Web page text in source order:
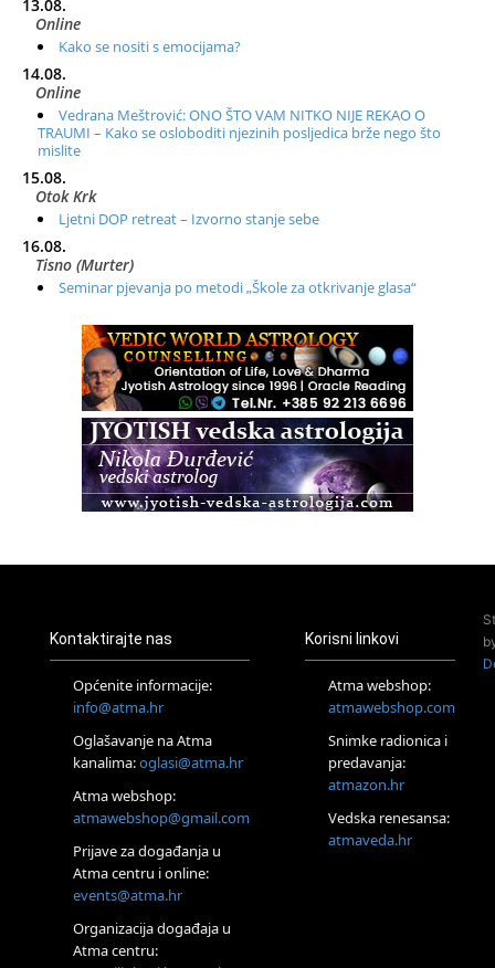
13.08.
Online
Kako se nositi s emocijama?
14.08.
Online
Vedrana Meštrović: ONO ŠTO VAM NITKO NIJE REKAO O
TRAUMI – Kako se osloboditi njezinih posljedica brže nego što
mislite
15.08.
Otok Krk
Ljetni DOP retreat – Izvorno stanje sebe
16.08.
Tisno (Murter)
Seminar pjevanja po metodi „Škole za otkrivanje glasa“
Radionica: Pomagači iz drugih dimenzija Online – otvoreno za
Zagreb+Online
Osnovni ThetaHealing® tečaj, Zagreb i Online
Access BARS®, otpusti stres
Pjesma srca / Zagreb
Tečaj Višeg Vodstva, razvijanja intuicije i Akaša zapisa
Online
Postanite Nositelj Vibracije Nove Zemlje
Visoko
Alemka Dauskardt – Jednodnevna radionica sistemskih
konstelacija
Zagreb
HOD PO ŽERAVICI – Seminar koji mijenja tijelo, duh i um
SoulFest – Festival glazbe, mudrosti i zajedništva
Kontaktirajte nas
Općenite informacije:
info@atma.hr
Oglašavanje na Atma
kanalima:oglasi@atma.hr
Atma webshop:
atmawebshop@gmail.com
Prijave za događanja u
Atma centru i online:
events@atma.hr
Organizacija događaja u
Atma centru:
Korisni linkovi
Atma webshop:
atmawebshop.com
Snimke radionica i
predavanja:
atmazon.hr
Vedska renesansa:
atmaveda.hr